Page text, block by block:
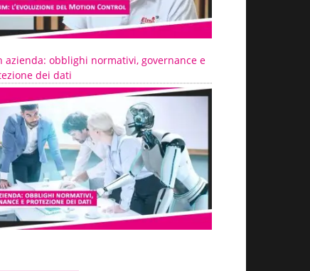
azienda: obblighi normativi, governance e
dei dati